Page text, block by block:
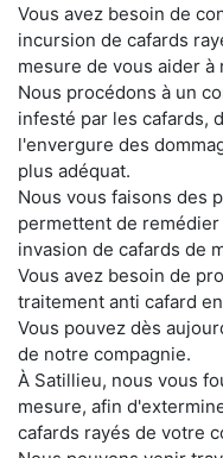
Vous avez besoin de
incursion de cafards
mesure de vous aider
Nous procédons à un
infesté par les cafards,
l'envergure des
plus adéquat.
Nous vous faisons des
permettent de
invasion de cafards de
Vous avez besoin de
traitement anti cafard
Vous pouvez dès
de notre compagnie.
À Satillieu, nous vous
mesure, afin
cafards rayés de votre